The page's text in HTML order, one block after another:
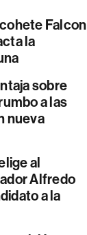
Falcon
la
sobre
a las
nueva
al
Alfredo
a la